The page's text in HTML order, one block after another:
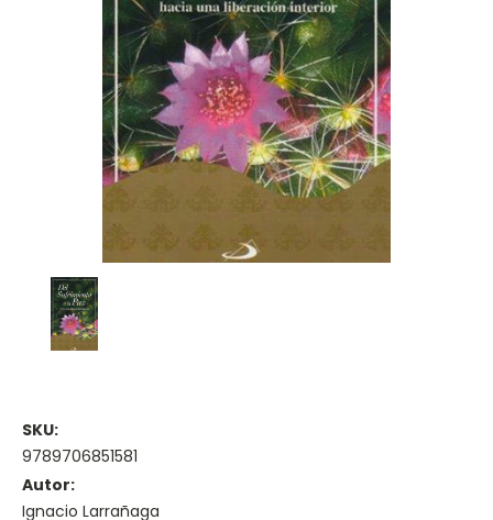
SKU:
9789706851581
Autor:
Ignacio Larrañaga